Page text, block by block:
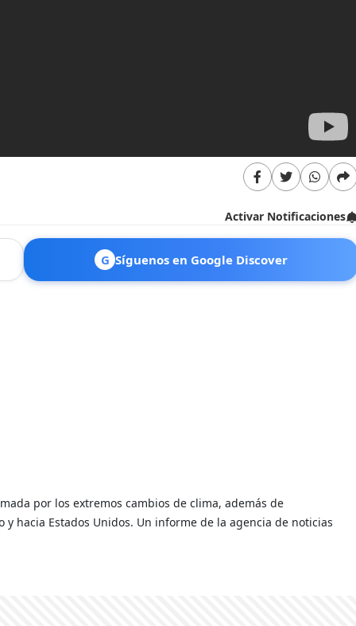
Activar Notificaciones
G Síguenos en Google Discover
por los extremos cambios de clima, además de
hacia Estados Unidos. Un informe de la agencia de noticias